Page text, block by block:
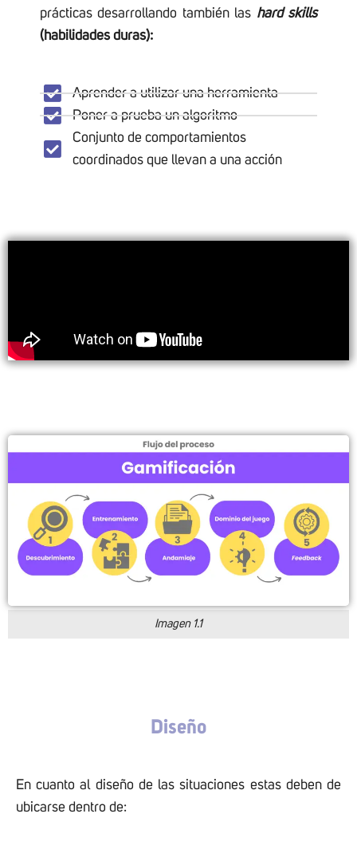
prácticas desarrollando también las hard skills
(habilidades duras):
Aprender a utilizar una herramienta
Poner a prueba un algoritmo
Conjunto de comportamientos
coordinados que llevan a una acción
Imagen 1.1
Diseño
En cuanto al diseño de las situaciones estas deben de
ubicarse dentro de: